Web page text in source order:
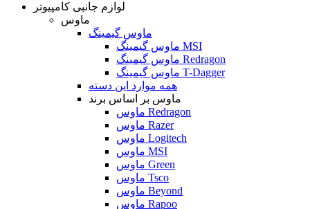
لوازم جانبی کامپیوتر
ماوس
ماوس گیمینگ
ماوس گیمینگ MSI
ماوس گیمینگ Redragon
ماوس گیمینگ T-Dagger
همه موارد این دسته
ماوس بر اساس برند
ماوس Redragon
ماوس Razer
ماوس Logitech
ماوس MSI
ماوس Green
ماوس Tsco
ماوس Beyond
ماوس Rapoo